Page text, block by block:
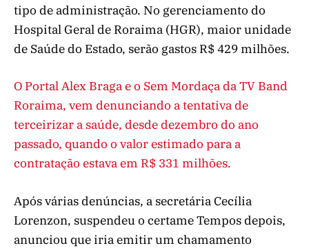
tipo de administração. No gerenciamento do
Hospital Geral de Roraima (HGR), maior unidade
de Saúde do Estado, serão gastos R$ 429 milhões.
O Portal Alex Braga e o Sem Mordaça da TV Band
Roraima, vem denunciando a tentativa de
terceirizar a saúde, desde dezembro do ano
passado, quando o valor estimado para a
contratação estava em R$ 331 milhões.
Após várias denúncias, a secretária Cecília
Lorenzon, suspendeu o certame Tempos depois,
anunciou que iria emitir um chamamento